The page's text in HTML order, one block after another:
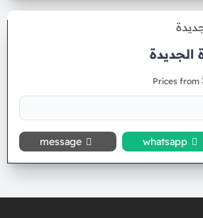
الجديدة
Prices from
whatsapp
message